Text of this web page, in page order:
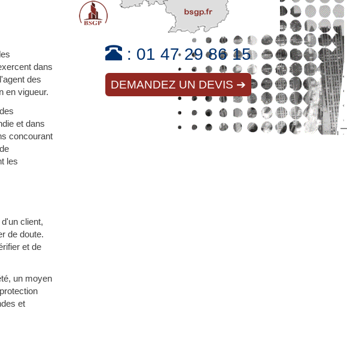
dans
des
en vigueur.
et dans
concourant
les
client,
de doute.
et de
un moyen
et
: 01 47 29 86 15
DEMANDEZ UN DEVIS ➔